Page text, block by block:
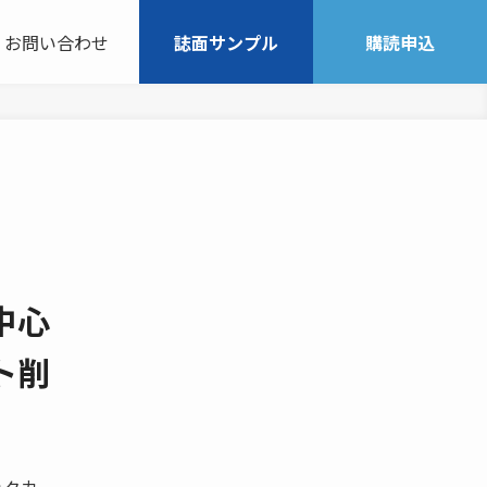
お問い合わせ 誌面サンプル 購読申込
心
削